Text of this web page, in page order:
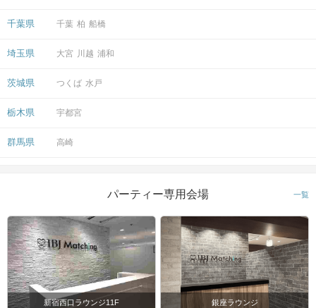
千葉県 千葉 柏 船橋
埼玉県 大宮 川越 浦和
茨城県 つくば 水戸
栃木県 宇都宮
群馬県 高崎
パーティー専用会場 一覧
新宿西口ラウンジ11F 銀座ラウンジ